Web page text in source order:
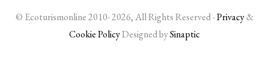
© Ecoturismonline 2010- 2026, All Rights Reserved -Privacy&
Cookie PolicyDesigned bySinaptic